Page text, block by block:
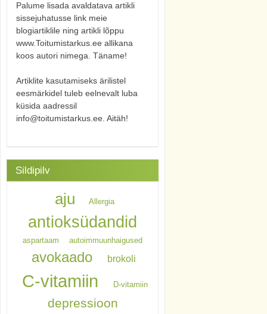
Palume lisada avaldatava artikli
sissejuhatusse link meie
blogiartiklile ning artikli lõppu
www.Toitumistarkus.ee allikana
koos autori nimega. Täname!
Artiklite kasutamiseks ärilistel
eesmärkidel tuleb eelnevalt luba
küsida aadressil
info@toitumistarkus.ee. Aitäh!
Sildipilv
aju Allergia
antioksüdandid
aspartaam autoimmuunhaigused
avokaado brokoli
C-vitamiin D-vitamiin
depressioon